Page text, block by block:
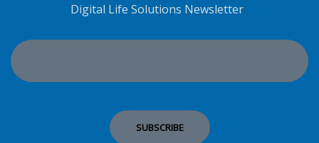
Digital Life Solutions Newsletter